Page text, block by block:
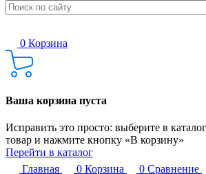
0 Корзина
Ваша корзина пуста
Исправить это просто: выберите в
товар и нажмите кнопку «В корзину»
Перейти в каталог
Главная
0 Корзина 0 Сравнение